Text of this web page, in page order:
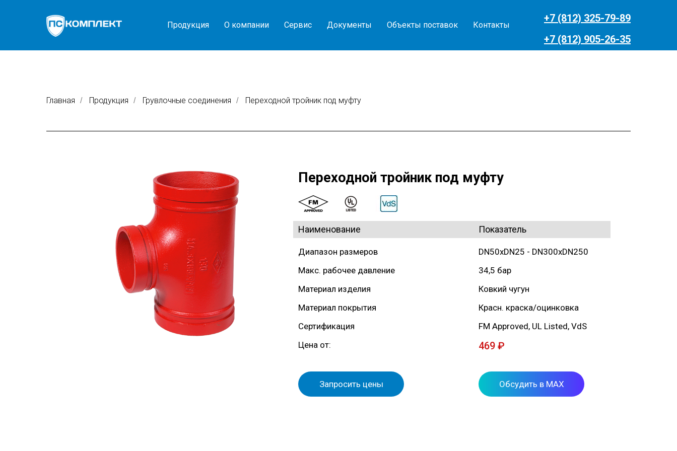
Продукция О компании Сервис Документы Объекты поставок Контакты
+7 (812) 325-79-89
+7 (812) 905-26-35
Главная / Продукция / Грувлочные соединения / Переходной тройник под муфту
Цена от: 469 ₽
Запросить цены Обсудить в MAX
Наименование Показатель
Наименование Показатель
Переходной тройник под муфту
Диапазон размеров
DN50xDN25 - DN300xDN250
Макс. рабочее давление
Материал изделия
34,5 бар
Ковкий чугун
Материал покрытия
Сертификация
Красн. краска/оцинковка
FM Approved, UL Listed, VdS